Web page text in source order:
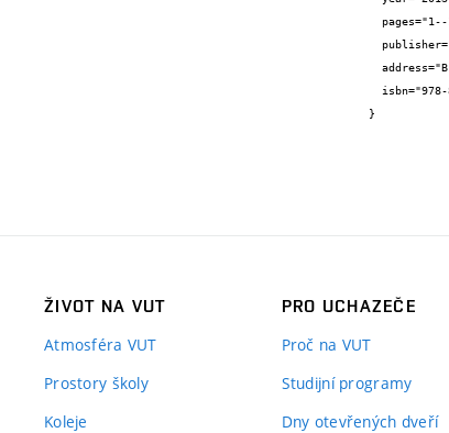
}
ŽIVOT NA VUT
Atmosféra VUT
Prostory školy
Koleje
PRO UCHAZEČE
Proč na VUT
Studijní programy
Dny otevřených dveří